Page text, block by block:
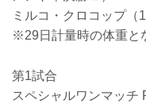
ミルコ・クロコップ（
※29日計量時の体重と
第1試合
スペシャルワンマッチ